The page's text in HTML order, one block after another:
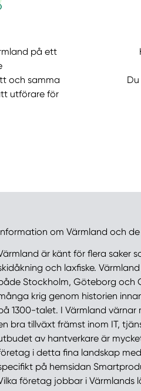
på ett
och samma
utförare för
om Värmland och
är känt för flera saker
och laxfiske.
Stockholm, Göteborg och
krig genom historien
1300-talet. I Värmland
bra tillväxt främst inom IT,
av hantverkare är
i detta fina landskap
på hemsidan
företag jobbar i Värmlands